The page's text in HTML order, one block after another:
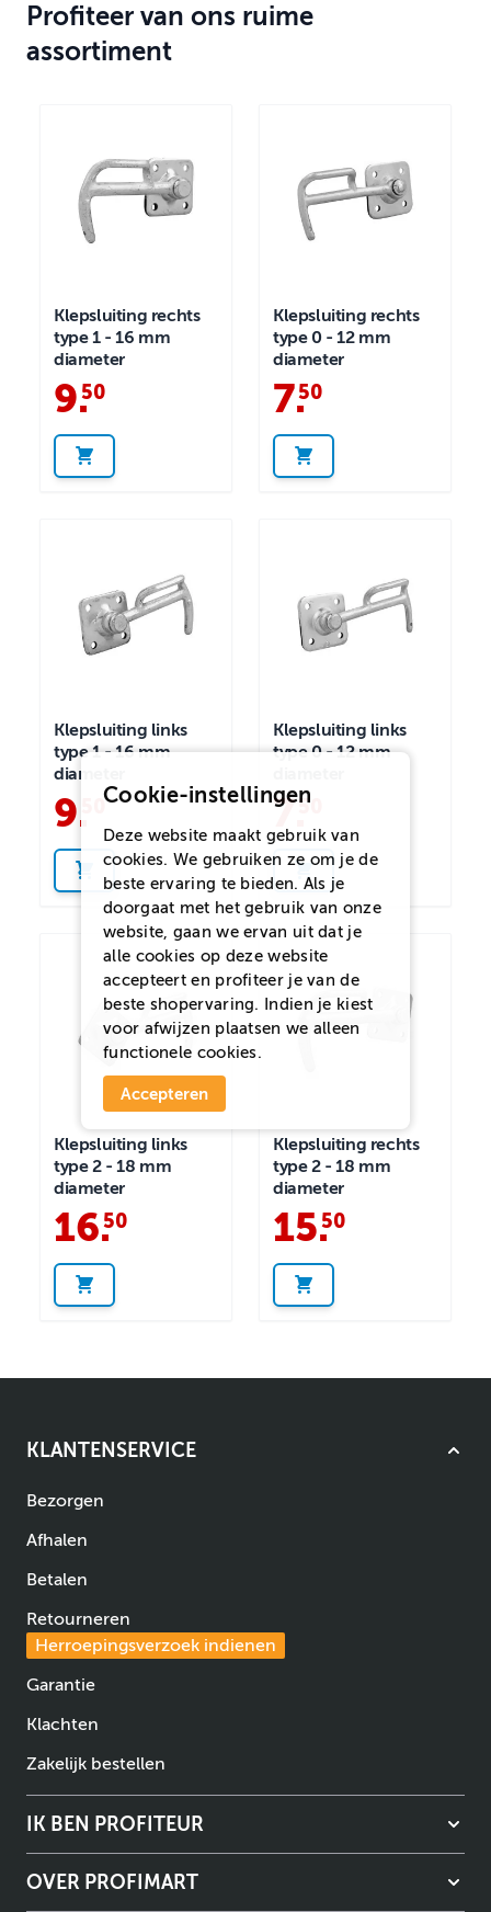
Profiteer van ons ruime
assortiment
Klepsluiting rechts
type 1 - 16 mm
diameter
9.
50
Klepsluiting rechts
type 0 - 12 mm
diameter
7.
50
Klepsluiting links
type 1 - 16 mm
diameter
9. 50
Klepsluiting links
type 0 - 12 mm
7.50
Klepsluiting links
type 2 - 18 mm
diameter
16.
50
Klepsluiting rechts
type 2 - 18 mm
diameter
15.
50
KLANTENSERVICE
Bezorgen
Afhalen
Betalen
Retourneren
Herroepingsverzoek indienen
Garantie
Klachten
Zakelijk bestellen
IK BEN PROFITEUR
OVER PROFIMART
Cookie-instellingen
Deze website maakt gebruik van
cookies. We gebruiken ze om je de
beste ervaring te bieden. Als je
doorgaat met het gebruik van onze
website, gaan we ervan uit dat je
alle cookies op deze website
accepteert en profiteer je van de
beste shopervaring. Indien je kiest
voor afwijzen plaatsen we alleen
functionele cookies.
Accepteren